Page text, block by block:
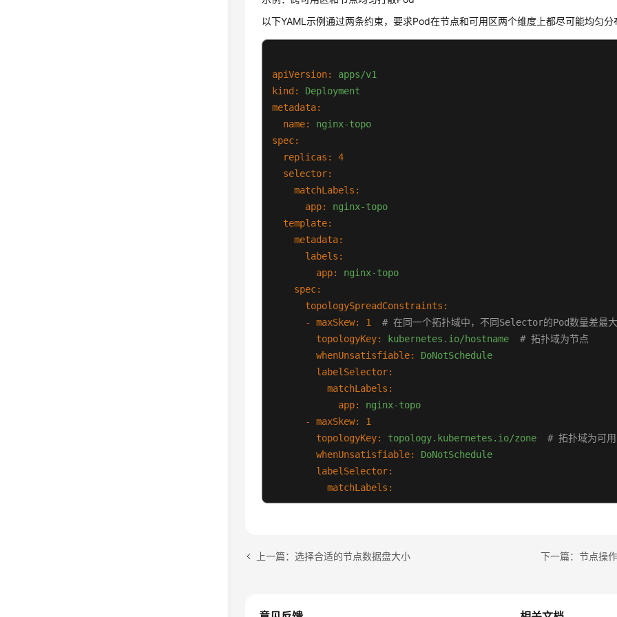
以下YAML示例通过两条约束，要求Pod在节点和可用区两个维度上都尽可能均匀分
apiVersion:
apps/v1
kind:
Deployment
metadata:
name:
nginx-topo
spec:
replicas:
4
selector:
matchLabels:
app:
nginx-topo
template:
metadata:
labels:
app:
nginx-topo
spec:
topologySpreadConstraints:
-
maxSkew: 1
# 在同一个拓扑域中，不同Selector的Pod数量差最
topologyKey:
kubernetes.io/hostname
# 拓扑域为节点
whenUnsatisfiable:
DoNotSchedule
labelSelector:
matchLabels:
app:
nginx-topo
-
maxSkew:
1
topologyKey:
topology.kubernetes.io/zone
# 拓扑域为可
whenUnsatisfiable:
DoNotSchedule
labelSelector:
matchLabels:
app: nginx-topo
image: nginx:latest
上一篇：选择合适的节点数据盘大小 下一篇：节点操